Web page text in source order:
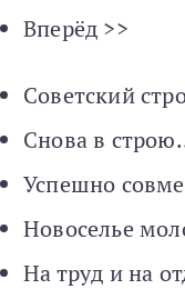
Вперёд >>
Советский
Снова в
Успешно
Новоселье
На труд и на